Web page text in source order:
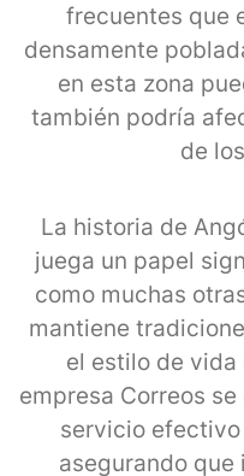
frecuentes que
densamente
en esta zona
también podría
de
La historia de
juega un papel
como muchas
mantiene
el estilo de vida
empresa Correos
servicio efectivo
asegurando que